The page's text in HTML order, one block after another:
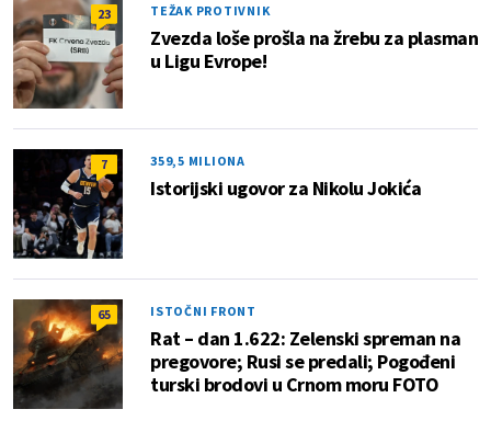
23 TEŽAK PROTIVNIK
Zvezda loše prošla na žrebu za plasman
u Ligu Evrope!
7 359,5 MILIONA
Istorijski ugovor za Nikolu Jokića
65 ISTOČNI FRONT
Rat – dan 1.622: Zelenski spreman na
pregovore; Rusi se predali; Pogođeni
turski brodovi u Crnom moru FOTO